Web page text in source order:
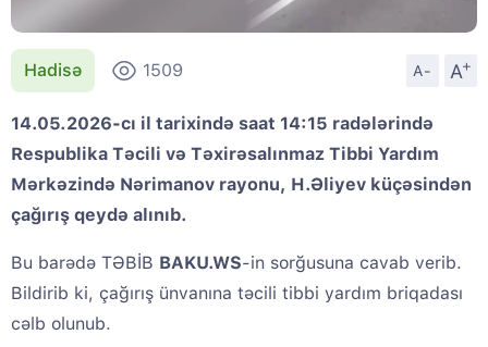
Hadisə 1509 A- A
+
14.05.2026-cı il tarixində saat 14:15 radələrində
Respublika Təcili və Təxirəsalınmaz Tibbi Yardım
Mərkəzində Nərimanov rayonu, H.Əliyev küçəsindən
çağırış qeydə alınıb.
Bu barədə TƏBİB BAKU.WS-in sorğusuna cavab verib.
Bildirib ki, çağırış ünvanına təcili tibbi yardım briqadası
cəlb olunub.